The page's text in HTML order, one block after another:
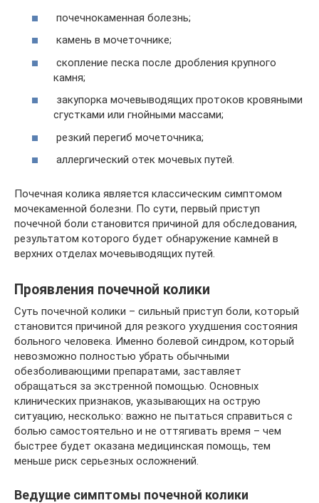
почечнокаменная болезнь;
камень в мочеточнике;
скопление песка после дробления крупного
камня;
закупорка мочевыводящих протоков кровяными
сгустками или гнойными массами;
резкий перегиб мочеточника;
аллергический отек мочевых путей.
Почечная колика является классическим симптомом
мочекаменной болезни. По сути, первый приступ
почечной боли становится причиной для обследования,
результатом которого будет обнаружение камней в
верхних отделах мочевыводящих путей.
Проявления почечной колики
Суть почечной колики – сильный приступ боли, который
становится причиной для резкого ухудшения состояния
больного человека. Именно болевой синдром, который
невозможно полностью убрать обычными
обезболивающими препаратами, заставляет
обращаться за экстренной помощью. Основных
клинических признаков, указывающих на острую
ситуацию, несколько: важно не пытаться справиться с
болью самостоятельно и не оттягивать время – чем
быстрее будет оказана медицинская помощь, тем
меньше риск серьезных осложнений.
Ведущие симптомы почечной колики